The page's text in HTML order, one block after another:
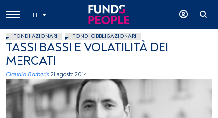
IT
FONDI AZIONARI FONDI OBBLIGAZIONARI
TASSI BASSI E VOLATILITÀ DEI
MERCATI
Claudio Barberis 21 agosto 2014